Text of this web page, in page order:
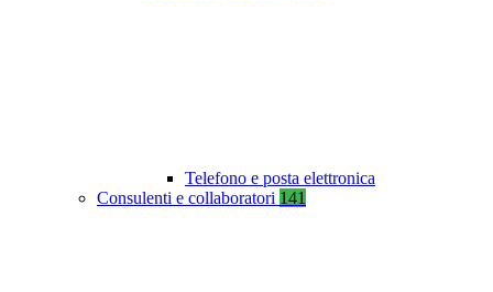
Telefono e posta elettronica
Consulenti e collaboratori 141